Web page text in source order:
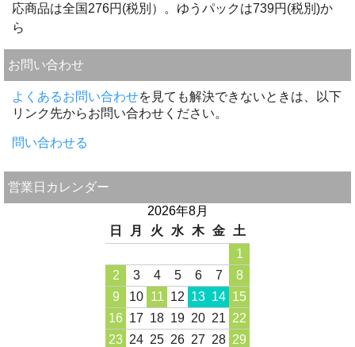
応商品は全国276円(税別）。ゆうパックは739円(税別)か
ら
お問い合わせ
よくあるお問い合わせを見ても解決できないときは、以下
リンク先からお問い合わせください。
問い合わせる
営業日カレンダー
2026年8月
日
月 火 水 木 金
土
1
2
3 4 5 6 7
8
9
10 11 12 13 14 15
16 17 18 19 20 21 22
23 24 25 26 27 28 29